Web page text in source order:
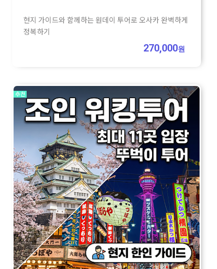
현지 가이드와 함께하는 원데이 투어로 오사카 완벽하게
정복하기
270,000원